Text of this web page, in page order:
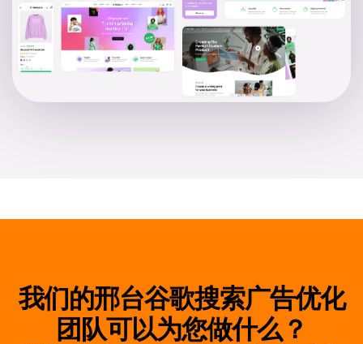
我们的邢台谷歌搜索广告优化
团队可以为您做什么？